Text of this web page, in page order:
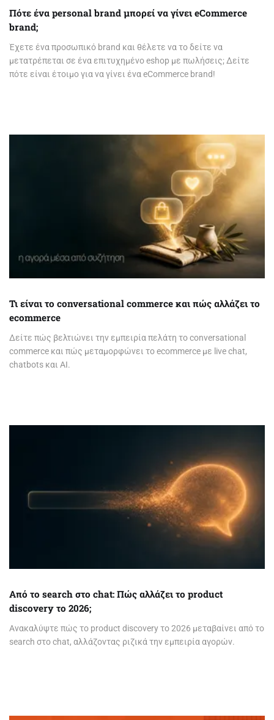
Πότε ένα personal brand μπορεί να γίνει eCommerce
brand;
Έχετε ένα προσωπικό brand και θέλετε να το δείτε να
μετατρέπεται σε ένα επιτυχημένο eshop με πωλήσεις; Δείτε
πότε είναι έτοιμο για να γίνει ένα eCommerce brand!
Τι είναι το conversational commerce και πώς αλλάζει το
ecommerce
Δείτε πώς βελτιώνει την εμπειρία πελάτη το conversational
commerce και πώς μεταμορφώνει το ecommerce με live chat,
chatbots και AI.
Από το search στο chat: Πώς αλλάζει το product
discovery το 2026;
Ανακαλύψτε πώς το product discovery το 2026 μεταβαίνει από το
search στο chat, αλλάζοντας ριζικά την εμπειρία αγορών.